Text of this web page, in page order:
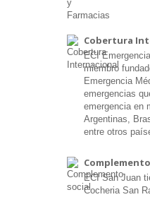
Cobertura
ECI
miembro
Emergencia
emergencias
emergencia en
Argentinas,
entre otros
ECI San Juan
Cocheria San